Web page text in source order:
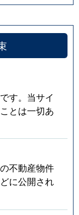
す。当サイ
とは一切あ
不動産物件
に公開され